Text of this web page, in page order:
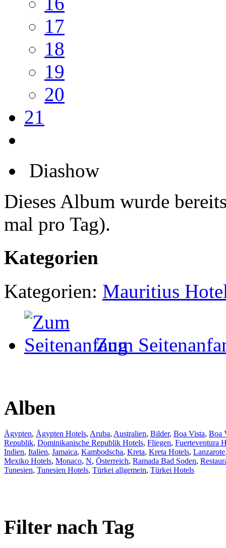
17
18
19
20
21
Diashow
Dieses Album wurde
mal pro Tag).
Kategorien
Kategorien: Mauritius
Zum
Alben
Ägypten, Ägypten Hotels, Aruba, Australien, Bilder, Boa Vista, Boa
Republik, Dominikanische Republik Hotels, Fliegen, Fuerteventura
Indien, Italien, Jamaica, Kambodscha, Kreta, Kreta Hotels, Lanzarote
Mexiko Hotels, Monaco, N, Österreich, Ramada Bad Soden,
Tunesien, Tunesien Hotels, Türkei allgemein, Türkei Hotels
Filter nach Tag